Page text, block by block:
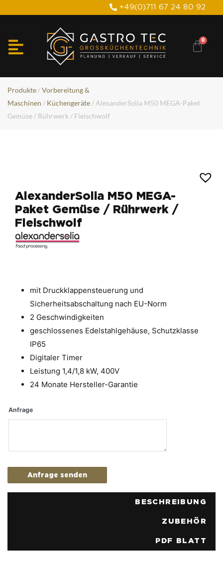
+49(0)711 67 24 80 92
Produkte /Vorbereitung &
Maschinen / Küchengeräte / AlexanderSolia M50 MEGA-Paket
Gemüse / Rührwerk / Fleischwolf
AlexanderSolia M50 MEGA-
Paket Gemüse / Rührwerk /
Fleischwolf
mit Druckklappensteuerung und
Sicherheitsabschaltung nach EU-Norm
2 Geschwindigkeiten
geschlossenes Edelstahlgehäuse, Schutzklasse
IP65
Digitaler Timer
Leistung 1,4/1,8 kW, 400V
24 Monate Hersteller-Garantie
Anfrage
Anfrage senden
BESCHREIBUNG
ZUBEHÖR
PDF BLATT